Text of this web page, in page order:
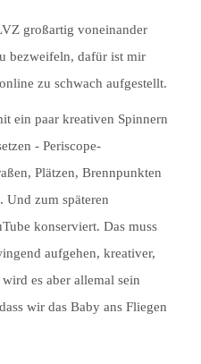
großartig voneinander
bezweifeln, dafür ist mir
zu schwach aufgestellt.
ein paar kreativen Spinnern
- Periscope-
Plätzen, Brennpunkten
Und zum späteren
konserviert. Das muss
aufgehen, kreativer,
es aber allemal sein
wir das Baby ans Fliegen